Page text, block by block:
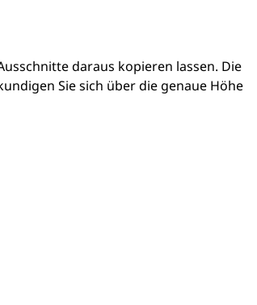
daraus kopieren lassen. Die
Sie sich über die genaue Höhe